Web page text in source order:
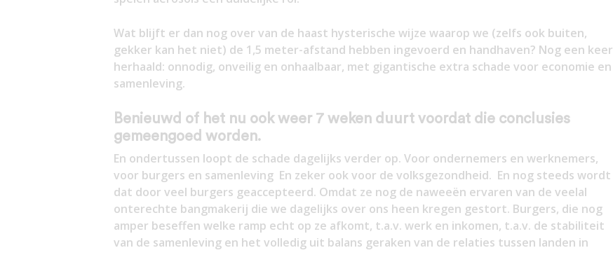
Wat blijft er dan nog over van de haast hysterische wijze waarop we (zelfs ook buiten,
gekker kan het niet) de 1,5 meter-afstand hebben ingevoerd en handhaven? Nog een keer
herhaald: onnodig, onveilig en onhaalbaar, met gigantische extra schade voor economie en
samenleving.
Benieuwd of het nu ook weer 7 weken duurt voordat die conclusies
gemeengoed worden.
En ondertussen loopt de schade dagelijks verder op. Voor ondernemers en werknemers,
voor burgers en samenleving En zeker ook voor de volksgezondheid. En nog steeds wordt
dat door veel burgers geaccepteerd. Omdat ze nog de naweeën ervaren van de veelal
onterechte bangmakerij die we dagelijks over ons heen kregen gestort. Burgers, die nog
amper beseffen welke ramp echt op ze afkomt, t.a.v. werk en inkomen, t.a.v. de stabiliteit
van de samenleving en het volledig uit balans geraken van de relaties tussen landen in